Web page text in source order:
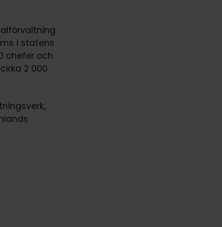
i statens
chefer och
2 000